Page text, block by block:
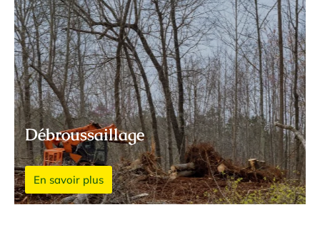
Débroussaillage
En savoir plus